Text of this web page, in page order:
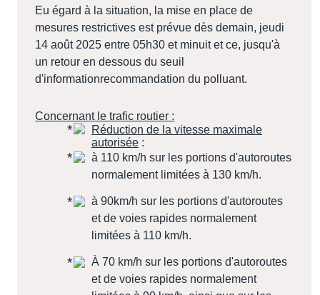
Eu égard à la situation, la mise en place de
mesures restrictives est prévue dès demain, jeudi
14 août 2025 entre 05h30 et minuit et ce, jusqu'à
un retour en dessous du seuil
d'informationrecommandation du polluant.
Concernant le trafic routier :
Réduction de la vitesse maximale
autorisée :
à 110 km/h sur les portions d'autoroutes
normalement limitées à 130 km/h.
à 90km/h sur les portions d'autoroutes
et de voies rapides normalement
limitées à 110 km/h.
À 70 km/h sur les portions d'autoroutes
et de voies rapides normalement